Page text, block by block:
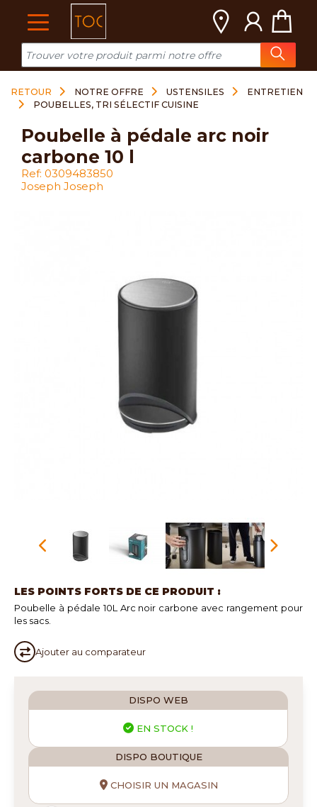
RETOUR NOTRE OFFRE USTENSILES
ENTRETIEN
POUBELLES, TRI SÉLECTIF CUISINE
LES POINTS FORTS DE CE PRODUIT :
Poubelle à pédale 10L Arc noir carbone avec rangement pour
les sacs.
Ajouter au comparateur
poubelle à pédale arc noir
carbone 10 l
Ref: 0309483850
Joseph Joseph
DISPO WEB
EN STOCK !
DISPO BOUTIQUE
CHOISIR UN MAGASIN
Cookies management panel